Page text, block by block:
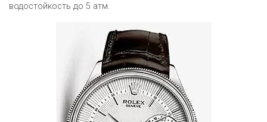
водостойкость до 5 атм.